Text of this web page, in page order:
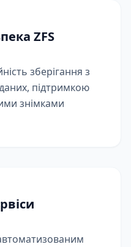
ZFS
зберігання з
підтримкою
знімками